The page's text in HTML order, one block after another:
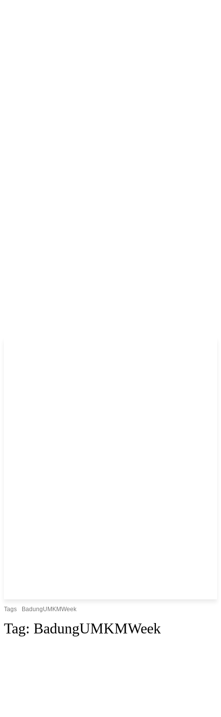
Tags BadungUMKMWeek
Tag: BadungUMKMWeek